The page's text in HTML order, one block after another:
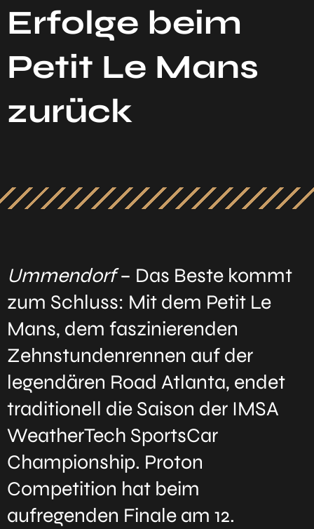
Erfolge beim
Petit Le Mans
zurück
Ummendorf– Das Beste kommt
zum Schluss: Mit dem Petit Le
Mans, dem faszinierenden
Zehnstundenrennen auf der
legendären Road Atlanta, endet
traditionell die Saison der IMSA
WeatherTech SportsCar
Championship. Proton
Competition hat beim
aufregenden Finale am 12.